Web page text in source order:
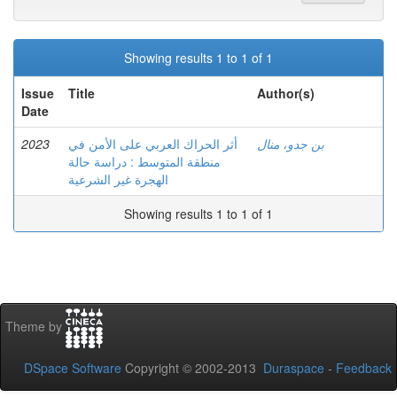
Showing results 1 to 1 of 1
Issue
Date
Title Author(s)
2023
أثر الحراك العربي على الأمن في
منطقة المتوسط : دراسة حالة
الهجرة غير الشرعية
بن جدو، منال
Showing results 1 to 1 of 1
Theme by
DSpace Software Copyright © 2002-2013 Duraspace - Feedback